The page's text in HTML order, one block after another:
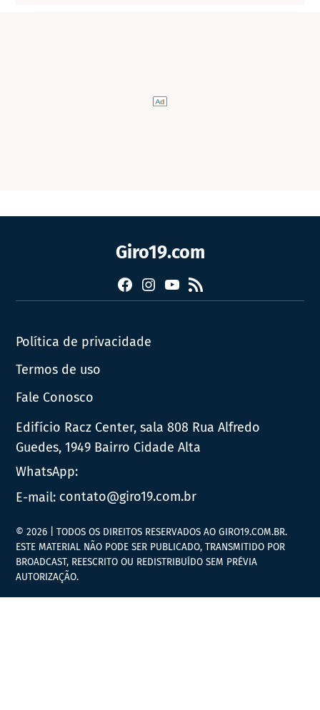
Giro19.com
FacebookInstagram
YouTube
RSS
Política de privacidade
Termos de uso
Fale Conosco
Edifício Racz Center, sala 808 Rua Alfredo
Guedes, 1949 Bairro Cidade Alta
WhatsApp:
E-mail: contato@giro19.com.br
© 2026 | TODOS OS DIREITOS RESERVADOS AO GIRO19.COM.BR.
ESTE MATERIAL NÃO PODE SER PUBLICADO, TRANSMITIDO POR
BROADCAST, REESCRITO OU REDISTRIBUÍDO SEM PRÉVIA
AUTORIZAÇÃO.